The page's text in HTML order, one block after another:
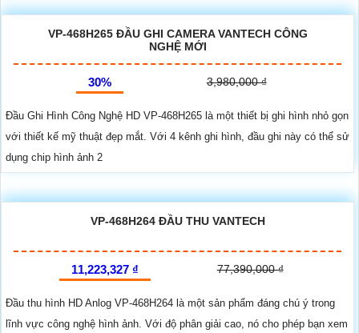
VP-468H265 ĐẦU GHI CAMERA VANTECH CÔNG
NGHỆ MỚI
30% 3,980,000 ₫
Đầu Ghi Hình Công Nghệ HD VP-468H265 là một thiết bị ghi hình nhỏ gọn
với thiết kế mỹ thuật đẹp mắt. Với 4 kênh ghi hình, đầu ghi này có thể sử
dụng chip hình ảnh 2
VP-468H264 ĐẦU THU VANTECH
11,223,327 ₫ 77,390,000 ₫
Đầu thu hình HD Anlog VP-468H264 là một sản phẩm đáng chú ý trong
lĩnh vực công nghệ hình ảnh. Với độ phân giải cao, nó cho phép bạn xem